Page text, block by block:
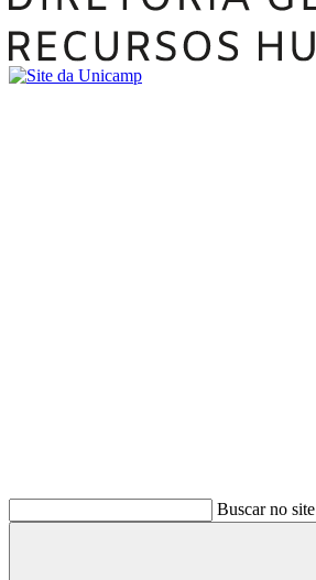
Buscar no site